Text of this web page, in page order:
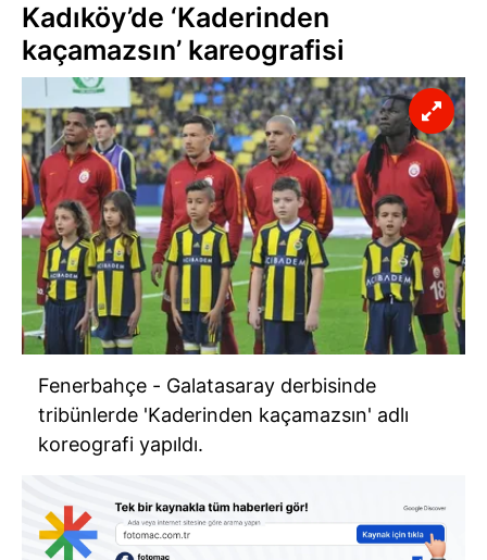
Kadıköy’de ‘Kaderinden
kaçamazsın’ kareografisi
Fenerbahçe - Galatasaray derbisinde
tribünlerde 'Kaderinden kaçamazsın' adlı
koreografi yapıldı.